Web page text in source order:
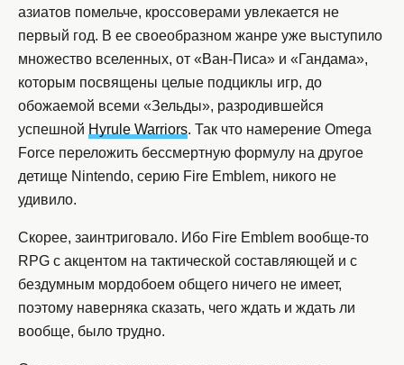
азиатов помельче, кроссоверами увлекается не
первый год. В ее своеобразном жанре уже выступило
множество вселенных, от «Ван-Писа» и «Гандама»,
которым посвящены целые подциклы игр, до
обожаемой всеми «Зельды», разродившейся
успешной Hyrule Warriors. Так что намерение Omega
Force переложить бессмертную формулу на другое
детище Nintendo, серию Fire Emblem, никого не
удивило.
Скорее, заинтриговало. Ибо Fire Emblem вообще-то
RPG с акцентом на тактической составляющей и с
бездумным мордобоем общего ничего не имеет,
поэтому наверняка сказать, чего ждать и ждать ли
вообще, было трудно.